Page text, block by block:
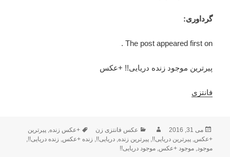
گرداوری:
The post appeared first on .
پیرترین موجود زنده دریایی!! +عکس
فانتزی
ارسال
شده
در
می 31, 2016 نویسندهدسته‌ها
عکس فانتزی زن برچسب‌ها
+عکس زنده,پیرترین
+عکس,پیرترین دریایی!!,پیرترین زنده,دریایی!!, زنده +عکس, زنده دریایی!!,
موجود,موجود +عکس,موجود دریایی!!